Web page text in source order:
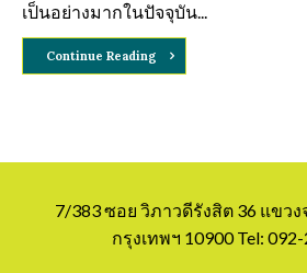
เป็นอย่างมากในปัจจุบัน...
Continue Reading
7/383 ซอย วิภาวดีรังสิต 36 แขวง
กรุงเทพฯ 10900 Tel: